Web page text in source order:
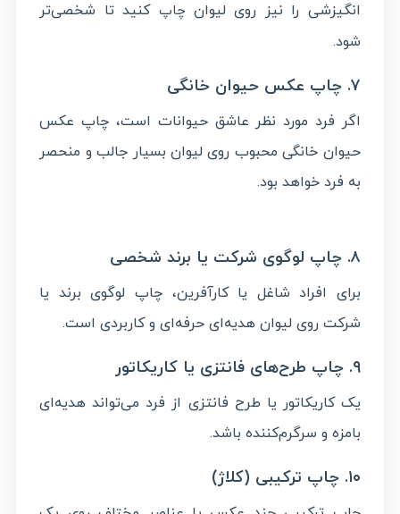
انگیزشی را نیز روی لیوان چاپ کنید تا شخصی‌تر
شود.
۷. چاپ عکس حیوان خانگی
اگر فرد مورد نظر عاشق حیوانات است، چاپ عکس
حیوان خانگی محبوب روی لیوان بسیار جالب و منحصر
به فرد خواهد بود.
۸. چاپ لوگوی شرکت یا برند شخصی
برای افراد شاغل یا کارآفرین، چاپ لوگوی برند یا
شرکت روی لیوان هدیه‌ای حرفه‌ای و کاربردی است.
۹. چاپ طرح‌های فانتزی یا کاریکاتور
یک کاریکاتور یا طرح فانتزی از فرد می‌تواند هدیه‌ای
بامزه و سرگرم‌کننده باشد.
۱۰. چاپ ترکیبی (کلاژ)